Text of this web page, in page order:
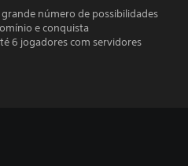
número de possibilidades
e conquista
6 jogadores com servidores